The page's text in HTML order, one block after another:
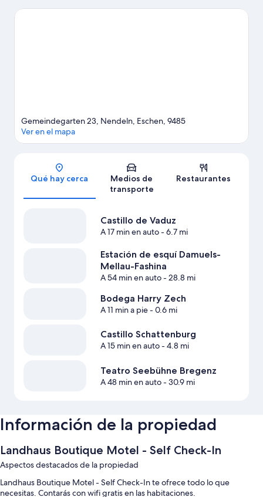
conocer Mini Golf y Museo Nacional de Liechtenstein.
Sección del mapa
Gemeindegarten 23, Nendeln, Eschen, 9485
Ver en el mapa
Qué hay cerca
Medios de
transporte
Restaurantes
Castillo de Vaduz
A 17 min en auto- 6.7 mi
Estación de esquí Damuels-
Mellau-Fashina
A 54 min en auto- 28.8 mi
Bodega Harry Zech
A 11 min a pie- 0.6 mi
Castillo Schattenburg
A 15 min en auto- 4.8 mi
Teatro Seebühne Bregenz
A 48 min en auto- 30.9 mi
Información de la propiedad
Landhaus Boutique Motel - Self Check-In
Aspectos destacados de la propiedad
Landhaus Boutique Motel - Self Check-In te ofrece todo lo que
necesitas. Contarás con wifi gratis en las habitaciones.